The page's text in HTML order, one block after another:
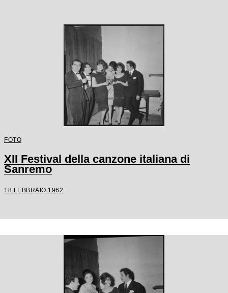
FOTO
XII Festival della canzone italiana di
Sanremo
18 FEBBRAIO 1962